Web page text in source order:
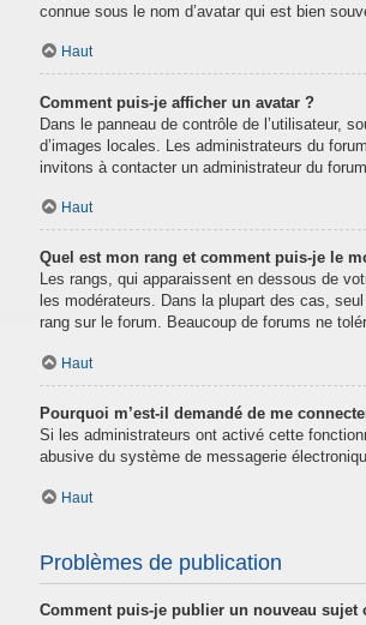
connue sous le nom d’avatar qui est bien
Haut
Comment puis-je afficher un avatar ?
Dans le panneau de contrôle de l’utilisateur,
d’images locales. Les administrateurs du
invitons à contacter un administrateur du forum.
Haut
Quel est mon rang et comment puis-je le
Les rangs, qui apparaissent en dessous de
les modérateurs. Dans la plupart des cas,
rang sur le forum. Beaucoup de forums ne
Haut
Pourquoi m’est-il demandé de me
Si les administrateurs ont activé cette
abusive du système de messagerie
Haut
Problèmes de publication
Comment puis-je publier un nouveau sujet